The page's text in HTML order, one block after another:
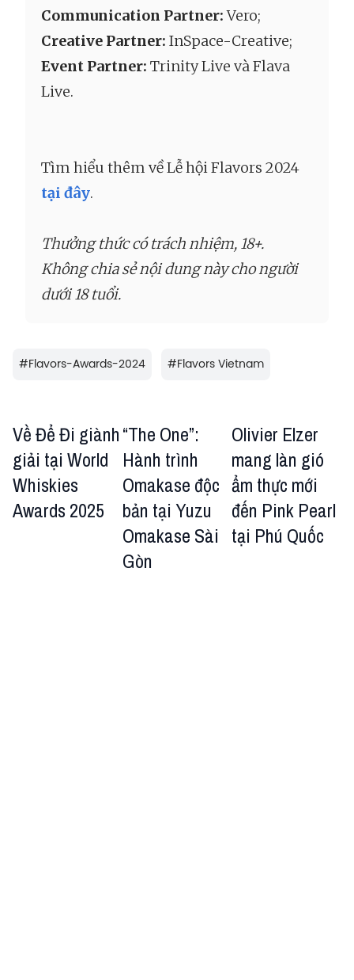
Communication Partner:Vero;
Creative Partner: InSpace-Creative;
Event Partner: Trinity Live và Flava
Live.
Tìm hiểu thêm về Lễ hội Flavors 2024
tại đây.
Thưởng thức có trách nhiệm, 18+.
Không chia sẻ nội dung này cho người
dưới 18 tuổi.
#Flavors-Awards-2024 #Flavors Vietnam
Về Để Đi giành
giải tại World
Whiskies
Awards 2025
“The One”:
Hành trình
Omakase độc
bản tại Yuzu
Omakase Sài
Gòn
Olivier Elzer
mang làn gió
ẩm thực mới
đến Pink Pearl
tại Phú Quốc